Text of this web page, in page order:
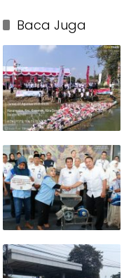
Ditertibkan
Baca Juga